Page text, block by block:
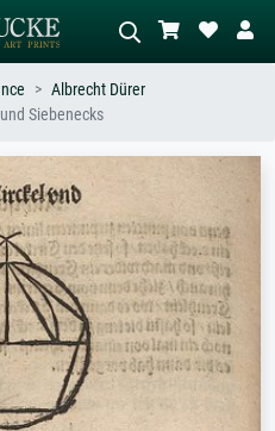
Beschreiben Sie die Szene – z.B. Grüne
Wiese, Abstrakt mit viel Rot, Dunkles
Ölgemälde, Stehender Akt neben einem
Baum.
Albrecht Dürer
Siebenecks